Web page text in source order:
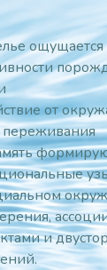
ощущается
от
и